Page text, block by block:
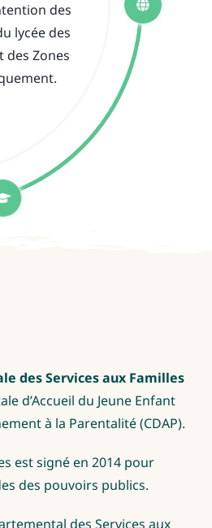
des
lycée des
des Zones
des Services aux Familles
d’Accueil du Jeune Enfant
à la Parentalité (CDAP).
est signé en 2014 pour
des pouvoirs publics.
des Services aux